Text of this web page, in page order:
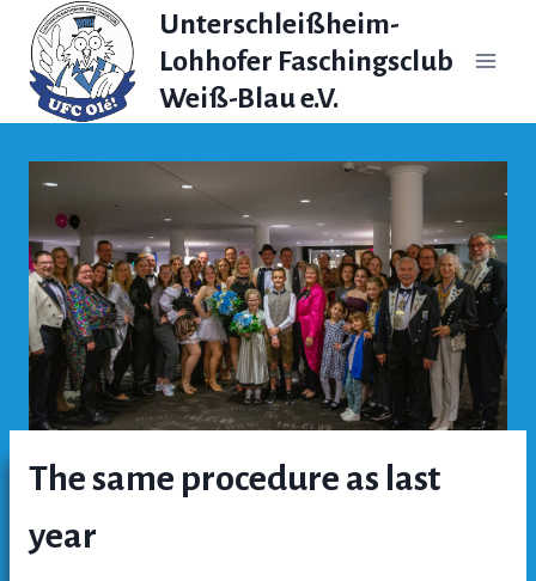
Inhalt
springen
Unterschleißheim-
Lohhofer Faschingsclub
Weiß-Blau e.V.
The same procedure as last
year